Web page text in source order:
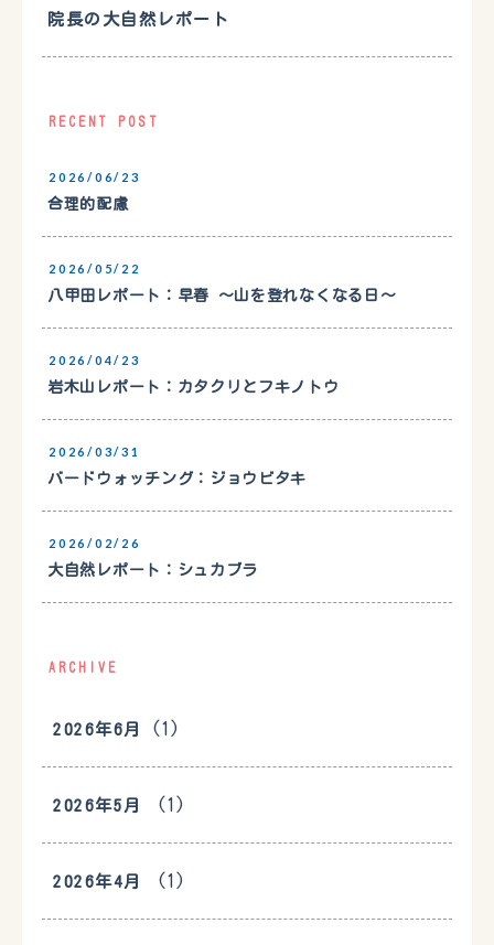
院長の大自然レポート
RECENT POST
2026/06/23
合理的配慮
2026/05/22
八甲田レポート：早春 〜山を登れなくなる日〜
2026/04/23
岩木山レポート：カタクリとフキノトウ
2026/03/31
バードウォッチング：ジョウビタキ
2026/02/26
大自然レポート：シュカブラ
ARCHIVE
2026年6月 (1)
2026年5月 (1)
2026年4月 (1)